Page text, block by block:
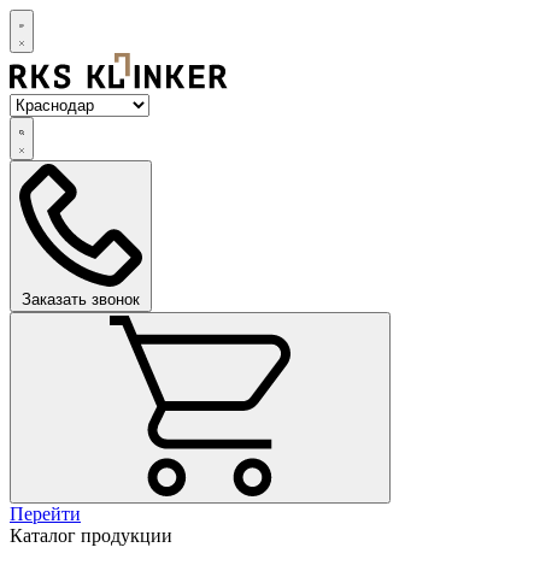
Заказать звонок
Перейти
Каталог продукции